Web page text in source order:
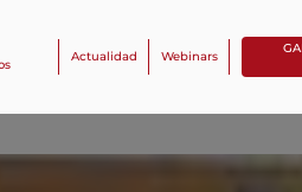
Actualidad Webinars